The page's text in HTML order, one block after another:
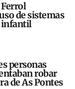
de sistemas
infantil
personas
robar
de As Pontes